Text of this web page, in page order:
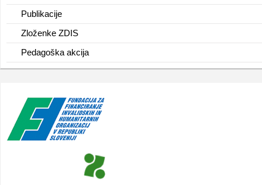
Publikacije
Zloženke ZDIS
Pedagoška akcija